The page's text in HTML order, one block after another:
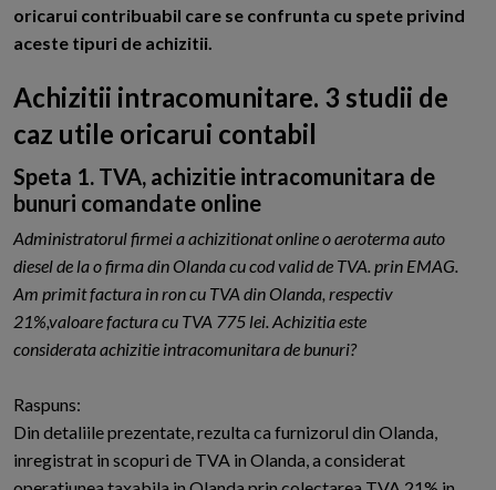
oricarui contribuabil care se confrunta cu spete privind
aceste tipuri de achizitii.
Achizitii intracomunitare. 3 studii de
caz utile oricarui contabil
Speta 1. TVA, achizitie intracomunitara de
bunuri comandate online
Administratorul firmei a achizitionat online o aeroterma auto
diesel de la o firma din Olanda cu cod valid de TVA. prin EMAG.
Am primit factura in ron cu TVA din Olanda, respectiv
21%,valoare factura cu TVA 775 lei. Achizitia este
considerata achizitie intracomunitara de bunuri?
Raspuns:
Din detaliile prezentate, rezulta ca furnizorul din Olanda,
inregistrat in scopuri de TVA in Olanda, a considerat